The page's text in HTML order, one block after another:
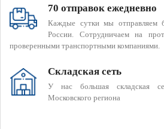
70 отправок ежедневно
Каждые сутки мы отправляем
России. Сотрудничаем на
проверенными транспортными компаниями.
Складская сеть
У нас большая складская
Московского региона